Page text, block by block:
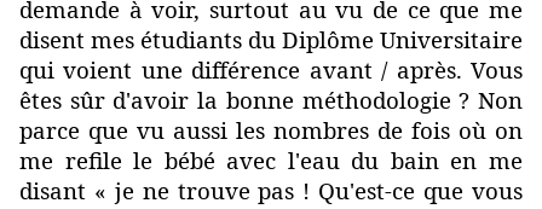
demande à voir, surtout au vu de ce que me
disent mes étudiants du Diplôme Universitaire
qui voient une différence avant / après. Vous
êtes sûr d'avoir la bonne méthodologie ? Non
parce que vu aussi les nombres de fois où on
me refile le bébé avec l'eau du bain en me
disant « je ne trouve pas ! Qu'est-ce que vous